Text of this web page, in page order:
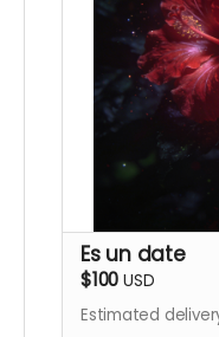
Es un date
$100 USD
Estimated